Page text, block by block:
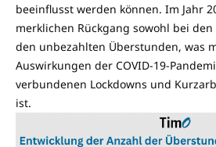
beeinflusst werden können. Im Jahr
merklichen Rückgang sowohl bei
den unbezahlten Überstunden, was
Auswirkungen der COVID-19-
verbundenen Lockdowns und
ist.